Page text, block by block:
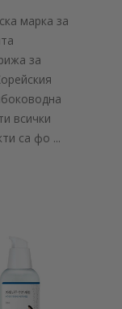
марка за
за
всички
са фо ...